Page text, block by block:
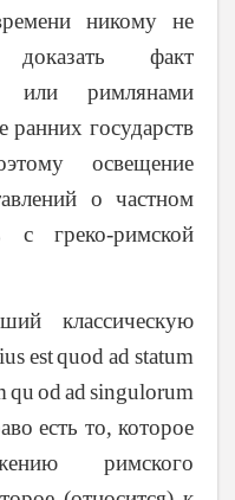
никому не
доказать факт
или римлянами
ранних государств
освещение
о частном
с греко-римской
классическую
ius estquod adstatum
quodadsingulorum
есть то, которое
римского